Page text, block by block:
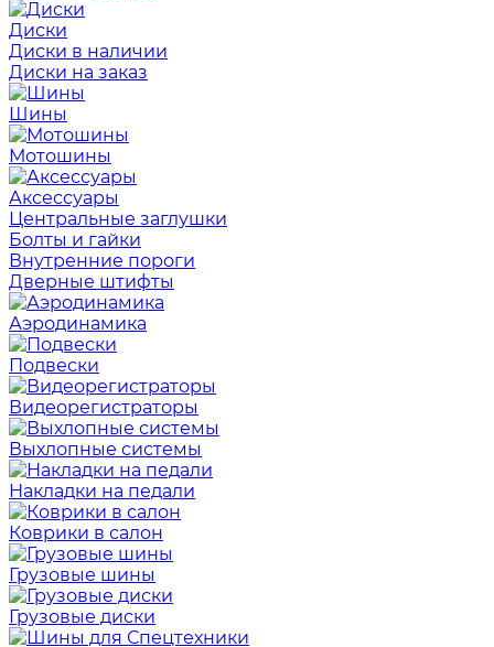
Диски
Диски в наличии
Диски на заказ
Шины
Мотошины
Аксессуары
Центральные заглушки
Болты и гайки
Внутренние пороги
Дверные штифты
Аэродинамика
Подвески
Видеорегистраторы
Выхлопные системы
Накладки на педали
Коврики в салон
Грузовые шины
Грузовые диски